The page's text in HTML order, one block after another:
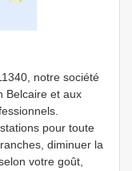
notre société
Belcaire et aux
pour toute
diminuer la
votre goût,